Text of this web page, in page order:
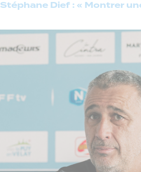
Stéphane Dief : « Montrer